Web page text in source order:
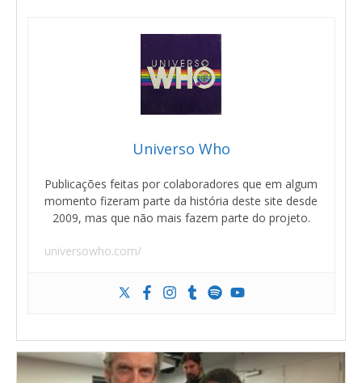
Universo Who
Publicações feitas por colaboradores que em algum
momento fizeram parte da história deste site desde
2009, mas que não mais fazem parte do projeto.
universowho.com/